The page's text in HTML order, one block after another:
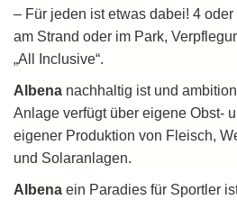
– Für jeden ist etwas dabei! 4
am Strand oder im Park,
„All Inclusive“.
Albena nachhaltig ist und
Anlage verfügt über eigene Obst-
eigener Produktion von Fleisch,
und Solaranlagen.
Albena ein Paradies für Sportler